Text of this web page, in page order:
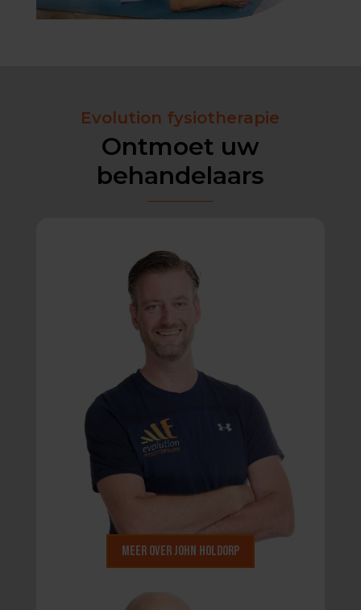
Evolution fysiotherapie
Ontmoet uw
behandelaars
Meer over John Holdorp